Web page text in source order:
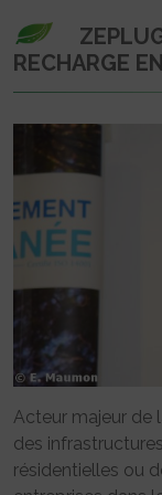
RECHARGE
Acteur majeur de
des
résidentielles ou